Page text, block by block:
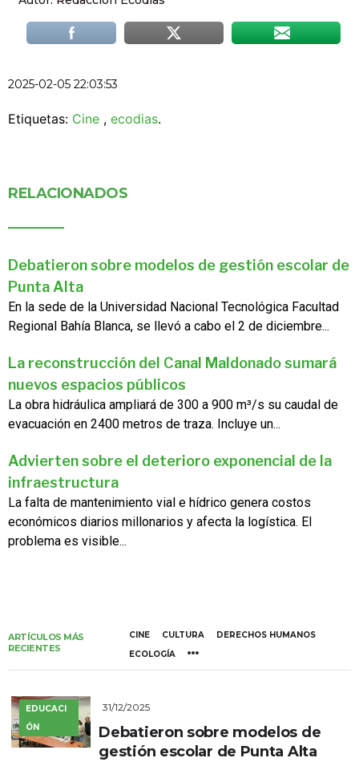
2025-02-05 22:03:53
Etiquetas: Cine , ecodias.
RELACIONADOS
Debatieron sobre modelos de gestión escolar de
Punta Alta
En la sede de la Universidad Nacional Tecnológica Facultad
Regional Bahía Blanca, se llevó a cabo el 2 de diciembre...
La reconstrucción del Canal Maldonado sumará
nuevos espacios públicos
La obra hidráulica ampliará de 300 a 900 m³/s su caudal de
evacuación en 2400 metros de traza. Incluye un...
Advierten sobre el deterioro exponencial de la
infraestructura
La falta de mantenimiento vial e hídrico genera costos
económicos diarios millonarios y afecta la logística. El
problema es visible...
ARTÍCULOS MÁS
RECIENTES
CINE CULTURA
DERECHOS HUMANOS
ECOLOGÍA
EDUCACI
ÓN
31/12/2025
Debatieron sobre modelos de
gestión escolar de Punta Alta